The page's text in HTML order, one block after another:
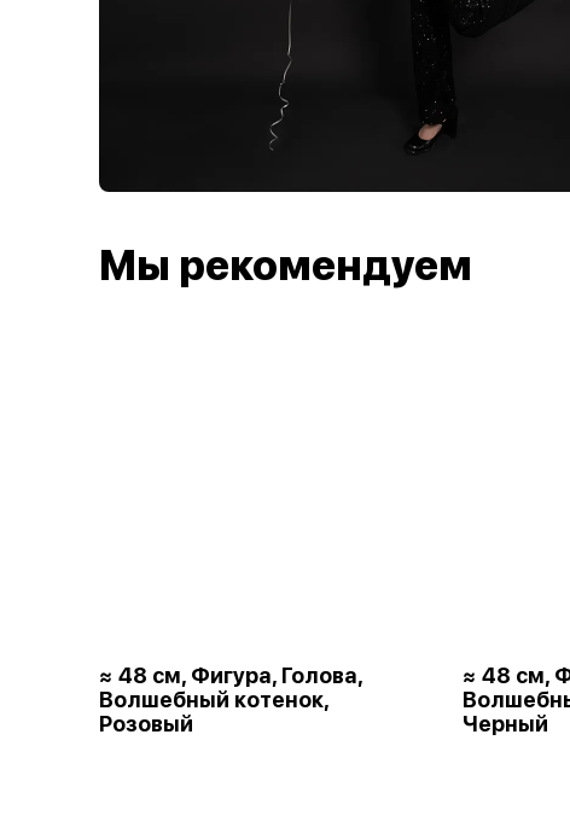
Мы рекомендуем
≈ 48 см, Фигура, Голова,
Волшебный котенок,
Розовый
≈ 48 см,
Черный